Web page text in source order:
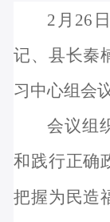
2月26
记、县长秦
习中心组会议
会议组
和践行正确
把握为民造